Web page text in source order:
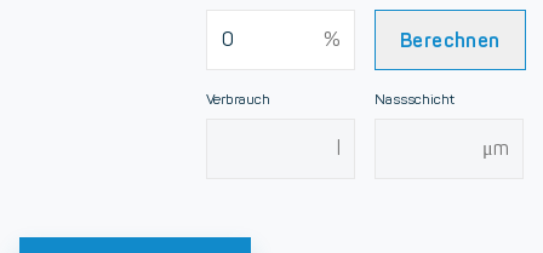
Berechnen
Verbrauch Nassschicht